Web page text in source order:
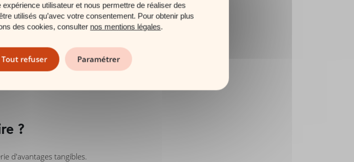
de service militaire, à ceux
une ou plusieurs blessures au
?
d'avantages tangibles.
utilisateur et nous permettre de réaliser des
utilisés qu’avec votre consentement. Pour obtenir plus
des cookies, consulter nos mentions légales.
Tout refuser Paramétrer